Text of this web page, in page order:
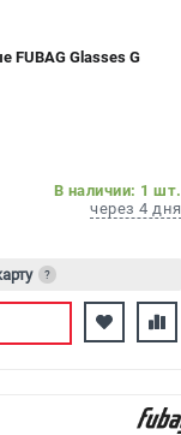
FUBAG Glasses G
В наличии: 1 шт.
через 4 дня
?